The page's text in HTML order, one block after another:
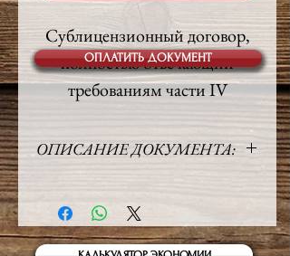
Сублицензионный договор,
полностью отвечающий
требованиям части IV
В соответствии с
договором, Сублицензиату
предоставляется простая
ОПИСАНИЕ ДОКУМЕНТА:
Русский
Объём:
10 стр.
Право:Российское
ОПЛАТИТЬ ДОКУМЕНТ